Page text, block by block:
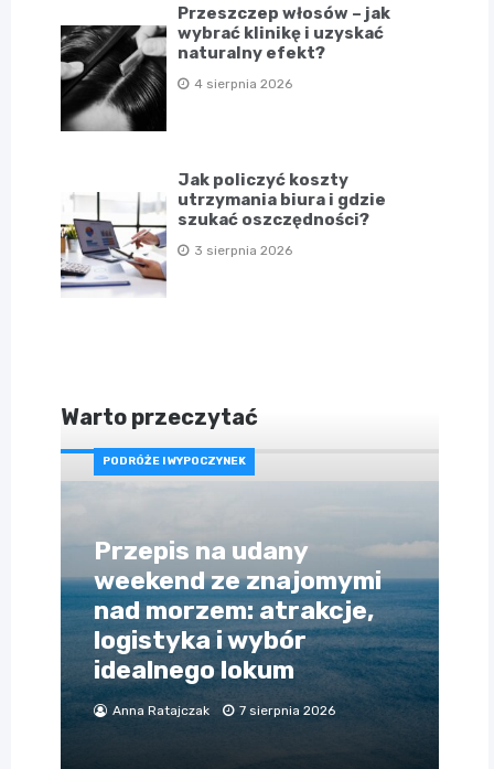
Przeszczep włosów – jak
wybrać klinikę i uzyskać
naturalny efekt?
4 sierpnia 2026
Jak policzyć koszty
utrzymania biura i gdzie
szukać oszczędności?
3 sierpnia 2026
Warto przeczytać
PODRÓŻE I WYPOCZYNEK
Przepis na udany
weekend ze znajomymi
nad morzem: atrakcje,
logistyka i wybór
idealnego lokum
Anna Ratajczak 7 sierpnia 2026